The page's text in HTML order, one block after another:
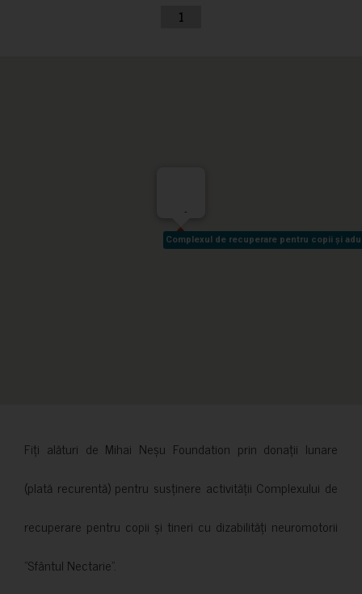
1
Complexul de recuperare pentru copii și
Complexul de recuperare pentru copii și
-
Fiți alături de Mihai Neșu Foundation prin donații lunare
(plată recurentă) pentru susținere activității Complexului de
recuperare pentru copii și tineri cu dizabilități neuromotorii
”Sfântul Nectarie”.